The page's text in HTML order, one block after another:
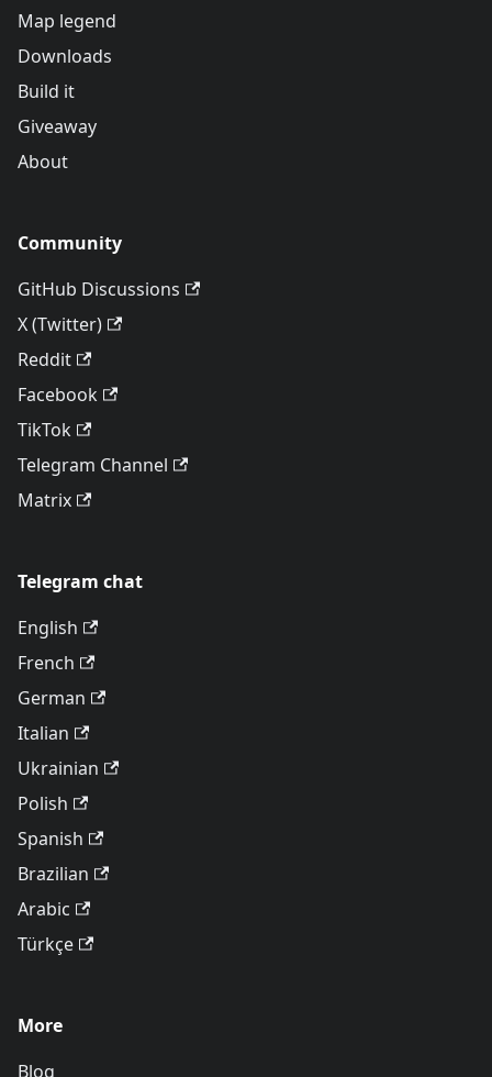
Map legend
Downloads
Build it
Giveaway
About
Community
GitHub Discussions
X (Twitter)
Reddit
Facebook
TikTok
Telegram Channel
Matrix
Telegram chat
English
French
German
Italian
Ukrainian
Polish
Spanish
Brazilian
Arabic
Türkçe
More
Blog